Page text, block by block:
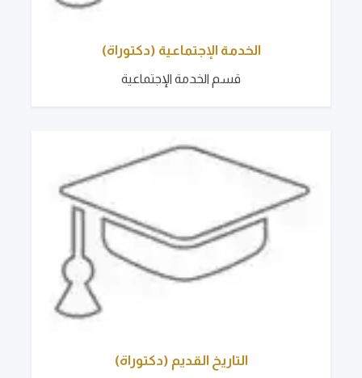
الخدمة الإجتماعية (دكتوراة)
قسم الخدمة الإجتماعية
التاريخ القديم (دكتوراة)